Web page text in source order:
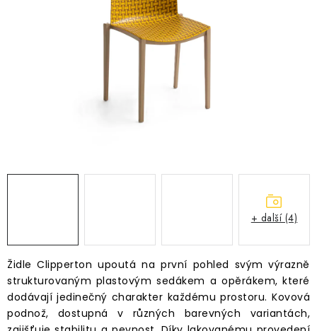
Obchodní podmínky
Podmínky ochrany osobních údajů
Prodávané značky
Židle Clipperton upoutá na první pohled svým výrazně
strukturovaným plastovým sedákem a opěrákem, které
dodávají jedinečný charakter každému prostoru. Kovová
podnož, dostupná v různých barevných variantách,
+ další (4)